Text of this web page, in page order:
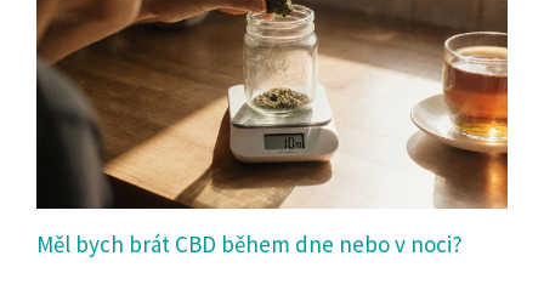
Měl bych brát CBD během dne nebo v noci?